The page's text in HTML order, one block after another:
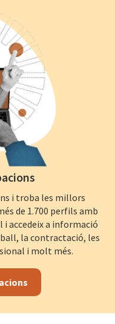
i troba les millors
de 1.700 perfils amb
accedeix a informació
la contractació, les
i molt més.